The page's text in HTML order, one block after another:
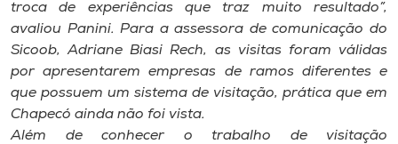
troca de experiências que traz muito resultado”,
avaliou Panini. Para a assessora de comunicação do
Sicoob, Adriane Biasi Rech, as visitas foram válidas
por apresentarem empresas de ramos diferentes e
que possuem um sistema de visitação, prática que em
Chapecó ainda não foi vista.
Além de conhecer o trabalho de visitação